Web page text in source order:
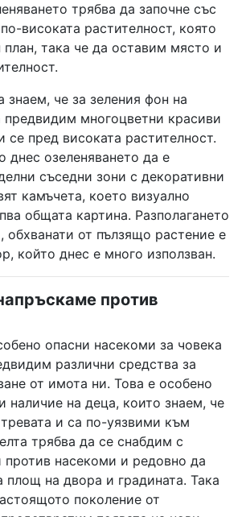
трябва да започне със
високата растителност, която
план, така че да оставим място и
че за зеления фон на
предвидим многоцветни красиви
пред високата растителност.
днес озеленяването да е
съседни зони с декоративни
камъчета, което визуално
общата картина. Разполагането
обхванати от пълзящо растение е
който днес е много използван.
против
опасни насекоми за човека
различни средства за
от имота ни. Това е особено
наличие на деца, които знаем, че
и са по-уязвими към
трябва да се снабдим с
насекоми и редовно да
площ на двора и градината. Така
поколение от